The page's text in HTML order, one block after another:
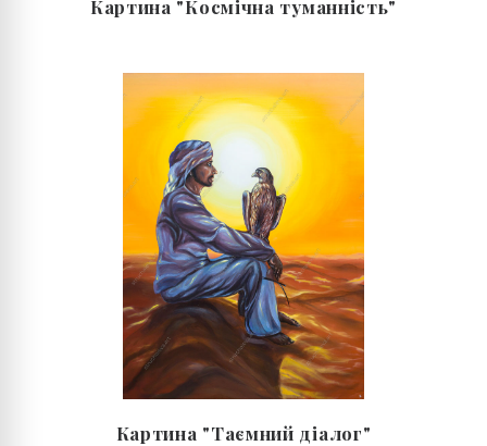
Картина "Космічна туманність"
Картина "Таємний діалог"